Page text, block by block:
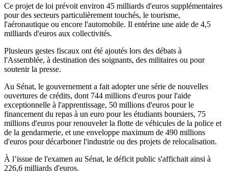
Ce projet de loi prévoit environ 45 milliards d'euros supplémentaires
pour des secteurs particulièrement touchés, le tourisme,
l'aéronautique ou encore l'automobile. Il entérine une aide de 4,5
milliards d'euros aux collectivités.
Plusieurs gestes fiscaux ont été ajoutés lors des débats à
l'Assemblée, à destination des soignants, des militaires ou pour
soutenir la presse.
Au Sénat, le gouvernement a fait adopter une série de nouvelles
ouvertures de crédits, dont 744 millions d'euros pour l'aide
exceptionnelle à l'apprentissage, 50 millions d'euros pour le
financement du repas à un euro pour les étudiants boursiers, 75
millions d'euros pour renouveler la flotte de véhicules de la police et
de la gendarmerie, et une enveloppe maximum de 490 millions
d'euros pour décarboner l'industrie ou des projets de relocalisation.
À l’issue de l'examen au Sénat, le déficit public s'affichait ainsi à
226,6 milliards d'euros.